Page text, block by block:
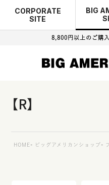
CORPORATE
SITE
BIG
8,800円以上のご購
【R】
HOME ビッグアメリカンショップ